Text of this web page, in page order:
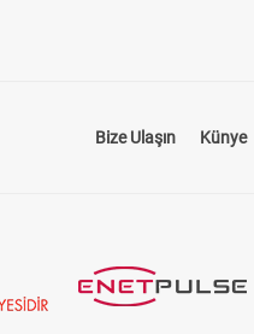
Bize Ulaşın Künye